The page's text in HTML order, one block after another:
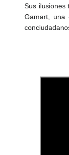
Sus ilusiones
Gamart, una